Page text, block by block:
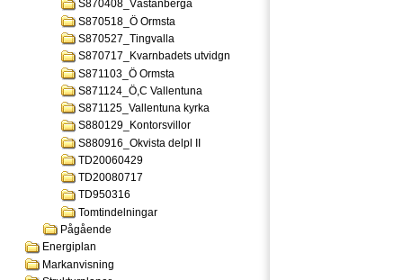
S870408_Västanberga
S870518_Ö Ormsta
S870527_Tingvalla
S870717_Kvarnbadets utvidgn
S871103_Ö Ormsta
S871124_Ö,C Vallentuna
S871125_Vallentuna kyrka
S880129_Kontorsvillor
S880916_Okvista delpl II
TD20060429
TD20080717
TD950316
Tomtindelningar
Pågående
Energiplan
Markanvisning